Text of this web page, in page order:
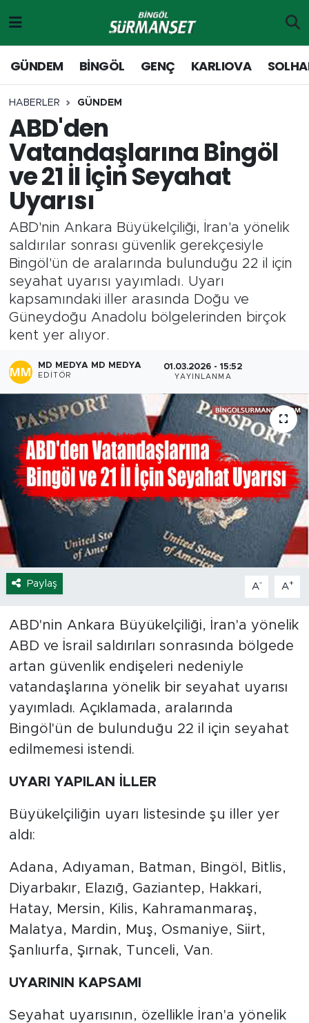
GÜNDEM BİNGÖL GENÇ KARLIOVA
HABERLER GÜNDEM
ABD'den
Vatandaşlarına Bingöl
ve 21 İl İçin Seyahat
Uyarısı
ABD'nin Ankara Büyükelçiliği, İran'a yönelik
saldırılar sonrası güvenlik gerekçesiyle
Bingöl'ün de aralarında bulunduğu 22 il için
seyahat uyarısı yayımladı. Uyarı
kapsamındaki iller arasında Doğu ve
Güneydoğu Anadolu bölgelerinden birçok
kent yer alıyor.
MD MEDYA MD MEDYA
EDITÖR
01.03.2026 - 15:52
YAYINLANMA
Paylaş A- A+
ABD'nin Ankara Büyükelçiliği, İran'a yönelik
ABD ve İsrail saldırıları sonrasında bölgede
artan güvenlik endişeleri nedeniyle
vatandaşlarına yönelik bir seyahat uyarısı
yayımladı. Açıklamada, aralarında
Bingöl'ün de bulunduğu 22 il için seyahat
edilmemesi istendi.
UYARI YAPILAN İLLER
Büyükelçiliğin uyarı listesinde şu iller yer
aldı:
Adana, Adıyaman, Batman, Bingöl, Bitlis,
Diyarbakır, Elazığ, Gaziantep, Hakkari,
Hatay, Mersin, Kilis, Kahramanmaraş,
Malatya, Mardin, Muş, Osmaniye, Siirt,
Şanlıurfa, Şırnak, Tunceli, Van.
UYARININ KAPSAMI
Seyahat uyarısının, özellikle İran'a yönelik
Genç
Solhan
Karlıova
Adaklı-Kiğı
Yayladere-Yedisu
MD Prestij Dergisi
Siyaset
Spor
Yaşam
Sağlık
Eğitim
Ekonomi
Hava Durumu
Tavz Der
Bingöl Kaza Haberleri
Merkez Hava Durumu
Merkez Trafik Yoğunluk Haritası
Süper Lig Puan Durumu ve Fikstür
Tüm Manşetler
Son Dakika Haberleri
Haber Arşivi